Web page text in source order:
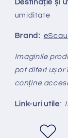
Destinație și
umiditate
Brand:
Imaginile
pot diferi ușor
conține
Link-uri utile: